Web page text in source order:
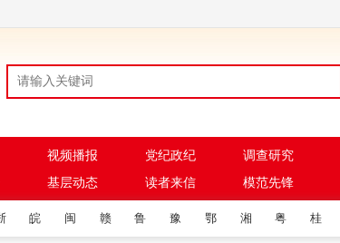
视频播报 党纪政纪 调查研究
基层动态 读者来信 模范先锋
皖 闽 赣 鲁 豫 鄂 湘 粤 桂